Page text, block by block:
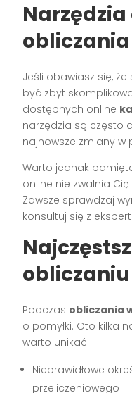
obliczania
Jeśli obawiasz się,
być zbyt
dostępnych online
narzędzia są często
najnowsze zmiany w
Warto jednak
online nie zwalnia
Zawsze sprawdzaj
konsultuj się z
obliczaniu
Podczas obliczania
o pomyłki. Oto kilka
warto unikać:
Nieprawidłowe
przeliczeniowego